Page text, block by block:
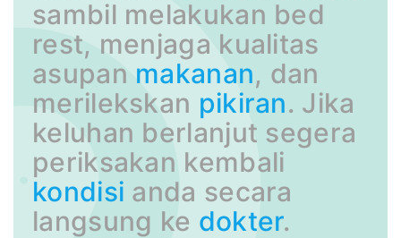
sambil melakukan bed
rest, menjaga kualitas
asupan makanan, dan
merilekskan pikiran. Jika
keluhan berlanjut segera
periksakan kembali
kondisi anda secara
langsung ke dokter.